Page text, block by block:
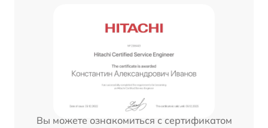
Вы можете ознакомиться с сертификатом